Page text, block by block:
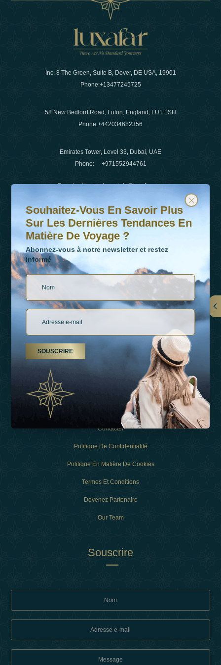
Inc. 8 The Green, Suite B, Dover, DE USA, 19901
Phone:+13477245725
58 New Bedford Road, Luton, England, LU1 1SH
Phone:+442034682356
Emirates Tower, Level 33, Dubai, UAE
Phone: +971552944761
Courrier électronique:info@luxafar.com
WhatsApp N°
+442034682356
+971552944761
LIENS
À Propos De Nous
Types De Vacances
Contacter
Politique De Confidentialité
Politique En Matière De Cookies
Termes Et Conditions
Devenez Partenaire
Our Team
Souscrire
Souhaitez-vous en savoir plus sur les dernières
Abonnez-vous à notre newsletter et restez informé
Souhaitez-Vous En Savoir Plus
Sur Les Dernières Tendances En
Matière De Voyage ?
Abonnez-vous à notre newsletter et restez
informé
SOUSCRIRE